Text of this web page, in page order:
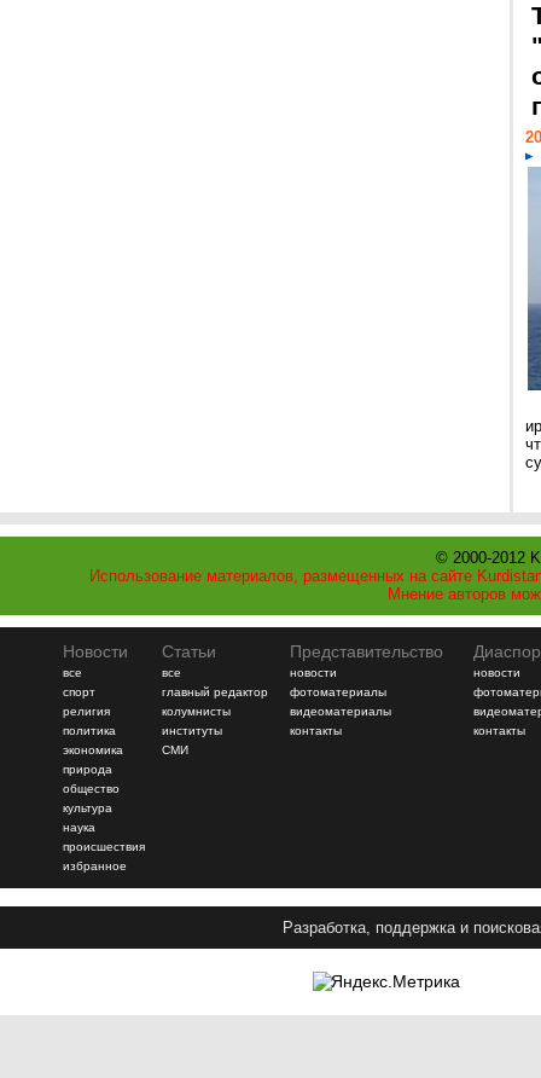
© 2000-2012
Использование материалов, размещенных на сайте
Мнение авторов
Новости
все
спорт
религия
политика
экономика
природа
общество
культура
наука
происшествия
избранное
Статьи
все
главный редактор
колумнисты
институты
СМИ
Представительство
новости
фотоматериалы
видеоматериалы
контакты
новости
контакты
Разработка, поддержка и